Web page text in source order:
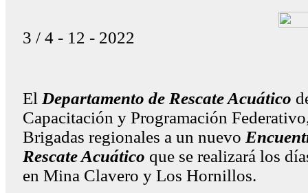
3 / 4 - 12 - 2022
El Departamento de Rescate Acuático
Capacitación y Programación
Brigadas regionales a un nuevo
Rescate Acuático que se realizará los
en Mina Clavero y Los Hornillos.